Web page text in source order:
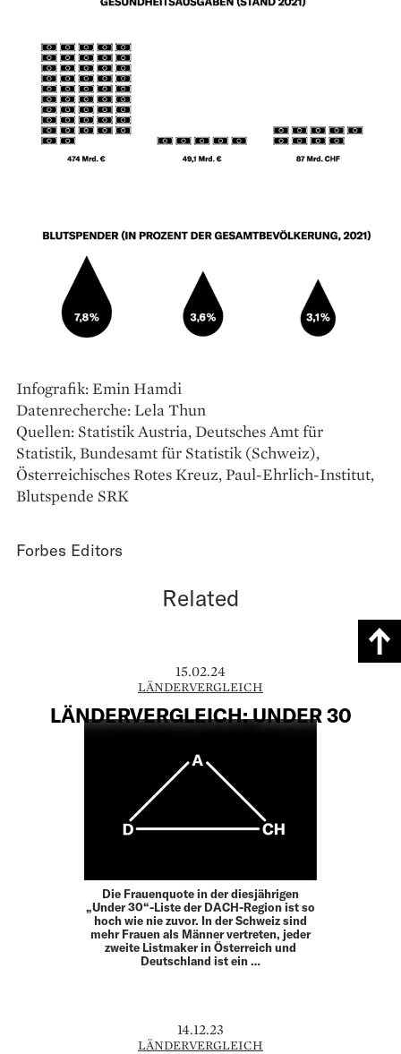
Infografik: Emin Hamdi
Datenrecherche: Lela Thun
Quellen: Statistik Austria, Deutsches Amt für
Statistik, Bundesamt für Statistik (Schweiz),
Österreichisches Rotes Kreuz, Paul-Ehrlich-Institut,
Blutspende SRK
Forbes Editors
Related
15.02.24
LÄNDERVERGLEICH
LÄNDERVERGLEICH: UNDER 30
Die Frauenquote in der diesjährigen
„Under 30“-Liste der DACH-Region ist so
hoch wie nie zuvor. In der Schweiz sind
mehr Frauen als Männer vertreten, jeder
zweite Listmaker in Österreich und
Deutschland ist ein …
14.12.23
LÄNDERVERGLEICH